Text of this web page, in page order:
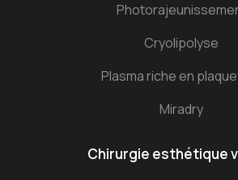
Cryolipolyse
Plasma riche en
Miradry
Chirurgie esthétique